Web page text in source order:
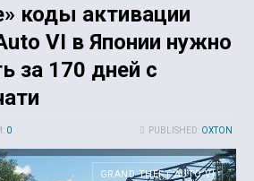
коды активации
VI в Японии нужно
за 170 дней с
PUBLISHED: OXTON
0
GRAND THEFT AUTO VI